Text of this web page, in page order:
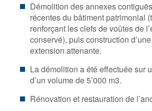
Démolition des annexes
récentes du bâtiment patrimonial
renforçant les clefs de voûtes de
conservé), puis construction
extension attenante.
La démolition a été effectuée sur
d’un volume de 5’000 m3.
Rénovation et restauration de